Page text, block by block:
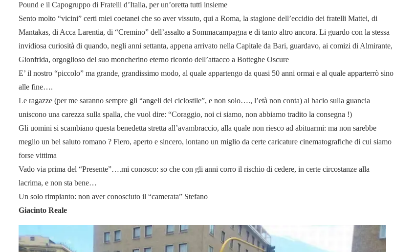
Pound e il Capogruppo di Fratelli d’Italia, per un’oretta tutti insieme
Sento molto “vicini” certi miei coetanei che so aver vissuto, qui a Roma, la stagione dell’eccidio dei fratelli Mattei, di
Mantakas, di Acca Larentia, di “Cremino” dell’assalto a Sommacampagna e di tanto altro ancora. Li guardo con la stessa
invidiosa curiosità di quando, negli anni settanta, appena arrivato nella Capitale da Bari, guardavo, ai comizi di Almirante,
Gionfrida, orgoglioso del suo moncherino eterno ricordo dell’attacco a Botteghe Oscure
E’ il nostro “piccolo” ma grande, grandissimo modo, al quale appartengo da quasi 50 anni ormai e al quale apparterrò sino
alle fine….
Le ragazze (per me saranno sempre gli “angeli del ciclostile”, e non solo…., l’età non conta) al bacio sulla guancia
uniscono una carezza sulla spalla, che vuol dire: “Coraggio, noi ci siamo, non abbiamo tradito la consegna !)
Gli uomini si scambiano questa benedetta stretta all’avambraccio, alla quale non riesco ad abituarmi: ma non sarebbe
meglio un bel saluto romano ? Fiero, aperto e sincero, lontano un miglio da certe caricature cinematografiche di cui siamo
forse vittima
Vado via prima del “Presente”….mi conosco: so che con gli anni corro il rischio di cedere, in certe circostanze alla
lacrima, e non sta bene…
Un solo rimpianto: non aver conosciuto il “camerata” Stefano
Giacinto Reale